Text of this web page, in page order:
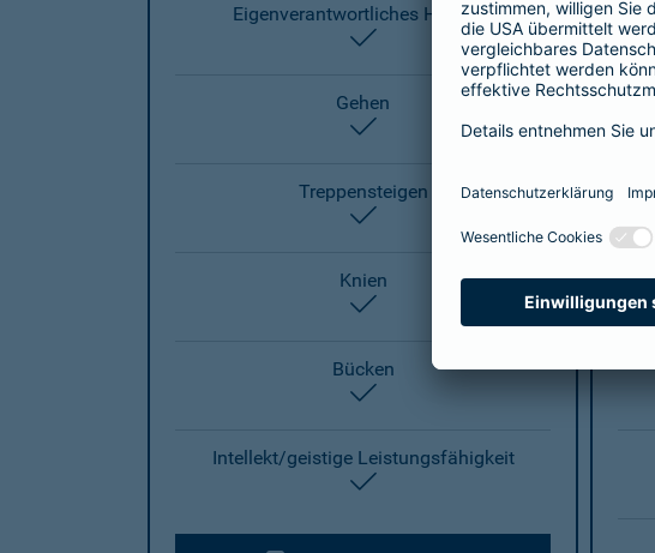
Eigenverantwortliches Handeln
enthalten
Gehen
enthalten
Treppensteigen
enthalten
Knien
enthalten
Bücken
enthalten
Intellekt/geistige Leistungsfähigkeit
enthalten